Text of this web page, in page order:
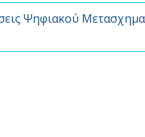
Ψηφιακού